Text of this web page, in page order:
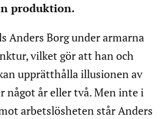
produktion.
Anders Borg under armarna
vilket gör att han och
upprätthålla illusionen av
något år eller två. Men inte i
arbetslösheten står Anders